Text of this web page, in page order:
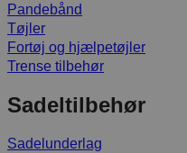
Pandebånd
Tøjler
Fortøj og hjælpetøjler
Trense tilbehør
Sadeltilbehør
Sadelunderlag